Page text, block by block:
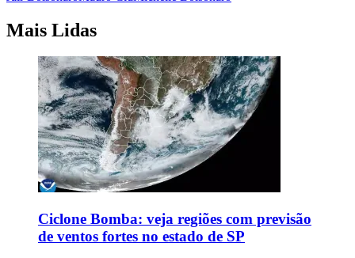
Mais Lidas
Ciclone Bomba: veja regiões com previsão
de ventos fortes no estado de SP